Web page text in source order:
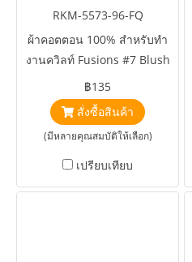
RKM-5573-96-FQ
ผ้าคอตตอน 100% สำหรับทำ
งานควิลท์ Fusions #7 Blush
by Studio RK
฿135
สั่งซื้อสินค้า
(มีหลายคุณสมบัติให้เลือก)
เปรียบเทียบ